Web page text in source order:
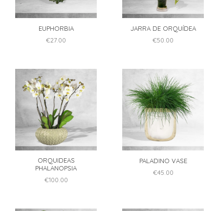
on
the
product
on
product
page
EUPHORBIA
€27.00
JARRA DE ORQUÍDEA
€50.00
ORQUIDEAS
PHALANOPSIA
€100.00
PALADINO VASE
€45.00